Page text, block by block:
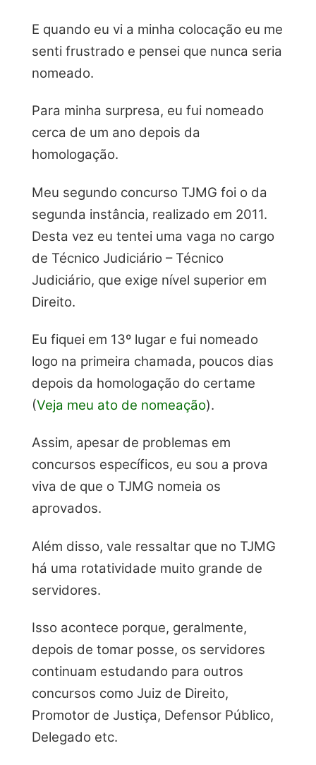
E quando eu vi a minha colocação eu me
senti frustrado e pensei que nunca seria
nomeado.
Para minha surpresa, eu fui nomeado
cerca de um ano depois da
homologação.
Meu segundo concurso TJMG foi o da
segunda instância, realizado em 2011.
Desta vez eu tentei uma vaga no cargo
de Técnico Judiciário – Técnico
Judiciário, que exige nível superior em
Direito.
Eu fiquei em 13º lugar e fui nomeado
logo na primeira chamada, poucos dias
depois da homologação do certame
(Veja meu ato de nomeação).
Assim, apesar de problemas em
concursos específicos, eu sou a prova
viva de que o TJMG nomeia os
aprovados.
Além disso, vale ressaltar que no TJMG
há uma rotatividade muito grande de
servidores.
Isso acontece porque, geralmente,
depois de tomar posse, os servidores
continuam estudando para outros
concursos como Juiz de Direito,
Promotor de Justiça, Defensor Público,
Delegado etc.